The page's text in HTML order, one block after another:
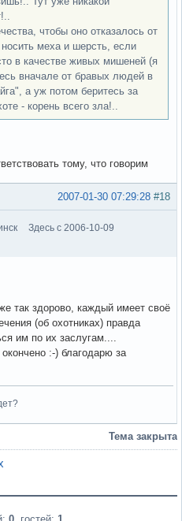
чтобы оно отказалось от
меха и шерсть, если
в качестве живых мишеней (я
вначале от бравых людей в
а уж потом беритесь за
- корень всего зла!..
тому, что говорим
#18
2007-01-30 07:29:28
Здесь с 2006-10-09
так здорово, каждый имеет своё
(об охотниках) правда
им по их заслугам....
:-) благодарю за
Тема закрыта